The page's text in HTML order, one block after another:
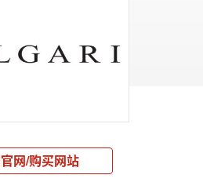
网/购买网站